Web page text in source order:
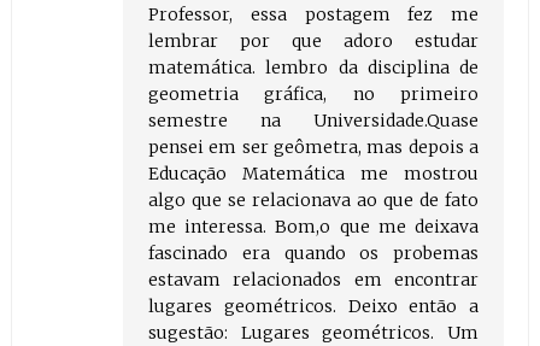
Professor, essa postagem fez me
lembrar por que adoro estudar
matemática. lembro da disciplina de
geometria gráfica, no primeiro
semestre na Universidade.Quase
pensei em ser geômetra, mas depois a
Educação Matemática me mostrou
algo que se relacionava ao que de fato
me interessa. Bom,o que me deixava
fascinado era quando os probemas
estavam relacionados em encontrar
lugares geométricos. Deixo então a
sugestão: Lugares geométricos. Um